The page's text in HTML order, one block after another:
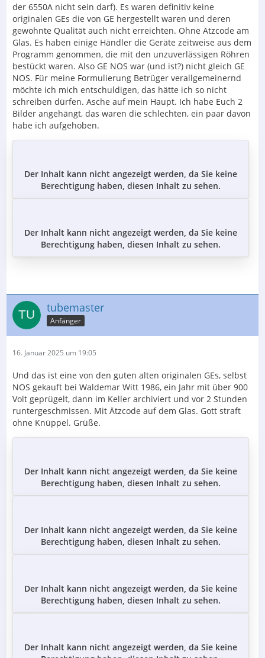
der 6550A nicht sein darf). Es waren definitiv keine
originalen GEs die von GE hergestellt waren und deren
gewohnte Qualität auch nicht erreichten. Ohne Ätzcode am
Glas. Es haben einige Händler die Geräte zeitweise aus dem
Programm genommen, die mit den unzuverlässigen Röhren
bestückt waren. Also GE NOS war (und ist?) nicht gleich GE
NOS. Für meine Formulierung Betrüger verallgemeinernd
möchte ich mich entschuldigen, das hätte ich so nicht
schreiben dürfen. Asche auf mein Haupt. Ich habe Euch 2
Bilder angehängt, das waren die schlechten, ein paar davon
habe ich aufgehoben.
Der Inhalt kann nicht angezeigt werden, da Sie keine
Berechtigung haben, diesen Inhalt zu sehen.
Der Inhalt kann nicht angezeigt werden, da Sie keine
Berechtigung haben, diesen Inhalt zu sehen.
tubemaster
Anfänger
16. Januar 2025 um 19:05
Und das ist eine von den guten alten originalen GEs, selbst
NOS gekauft bei Waldemar Witt 1986, ein Jahr mit über 900
Volt geprügelt, dann im Keller archiviert und vor 2 Stunden
runtergeschmissen. Mit Ätzcode auf dem Glas. Gott straft
ohne Knüppel. Grüße.
Der Inhalt kann nicht angezeigt werden, da Sie keine
Berechtigung haben, diesen Inhalt zu sehen.
Der Inhalt kann nicht angezeigt werden, da Sie keine
Berechtigung haben, diesen Inhalt zu sehen.
Der Inhalt kann nicht angezeigt werden, da Sie keine
Berechtigung haben, diesen Inhalt zu sehen.
Der Inhalt kann nicht angezeigt werden, da Sie keine